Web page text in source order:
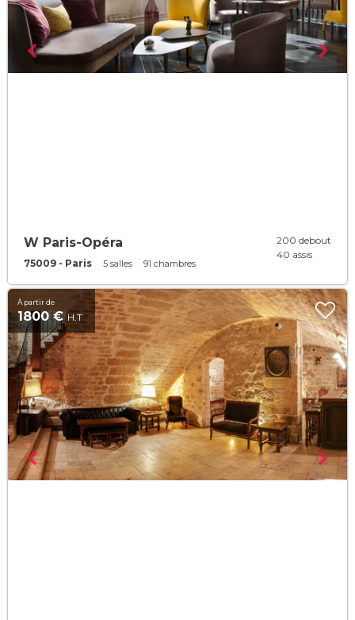
W Paris-Opéra
75009 - Paris 5 salles 91 chambres
200 debout
40 assis
À partir de
1800 € H.T